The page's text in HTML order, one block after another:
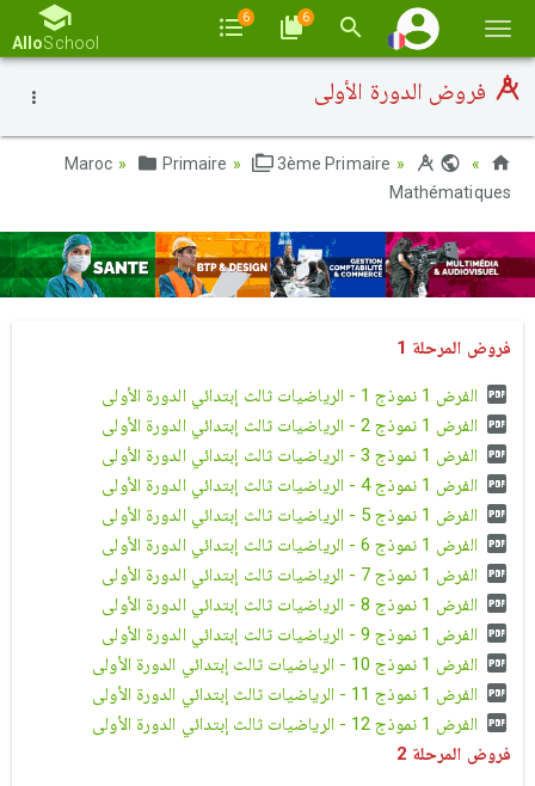
la
AlloSchool
6 6
فروض الدورة الأولى
Primaire
3ème Primaire
Mathématiques
فروض المرحلة 1
الفرض 1 نموذج 1 - الرياضيات ثالث إبتدائي الدورة الأولى
الفرض 1 نموذج 2 - الرياضيات ثالث إبتدائي الدورة الأولى
الفرض 1 نموذج 3 - الرياضيات ثالث إبتدائي الدورة الأولى
الفرض 1 نموذج 4 - الرياضيات ثالث إبتدائي الدورة الأولى
الفرض 1 نموذج 5 - الرياضيات ثالث إبتدائي الدورة الأولى
الفرض 1 نموذج 6 - الرياضيات ثالث إبتدائي الدورة الأولى
الفرض 1 نموذج 7 - الرياضيات ثالث إبتدائي الدورة الأولى
الفرض 1 نموذج 8 - الرياضيات ثالث إبتدائي الدورة الأولى
الفرض 1 نموذج 9 - الرياضيات ثالث إبتدائي الدورة الأولى
الفرض 1 نموذج 10 - الرياضيات ثالث إبتدائي الدورة الأولى
الفرض 1 نموذج 11 - الرياضيات ثالث إبتدائي الدورة الأولى
الفرض 1 نموذج 12 - الرياضيات ثالث إبتدائي الدورة الأولى
فروض المرحلة 2